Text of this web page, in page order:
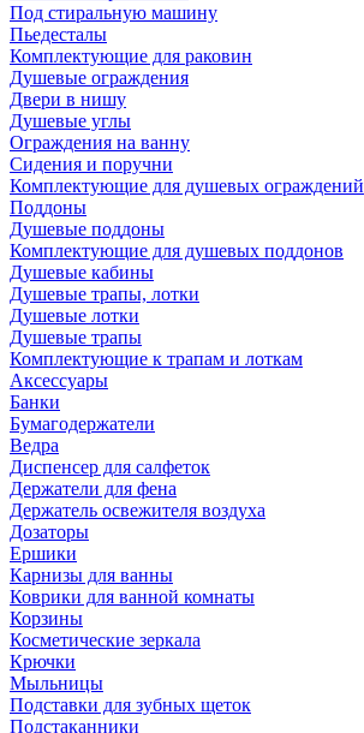
Под стиральную машину
Пьедесталы
Комплектующие для раковин
Душевые ограждения
Двери в нишу
Душевые углы
Ограждения на ванну
Сидения и поручни
Комплектующие для душевых ограждений
Поддоны
Душевые поддоны
Комплектующие для душевых поддонов
Душевые кабины
Душевые трапы, лотки
Душевые лотки
Душевые трапы
Комплектующие к трапам и лоткам
Аксессуары
Банки
Бумагодержатели
Ведра
Диспенсер для салфеток
Держатели для фена
Держатель освежителя воздуха
Дозаторы
Ершики
Карнизы для ванны
Коврики для ванной комнаты
Корзины
Косметические зеркала
Крючки
Мыльницы
Подставки для зубных щеток
Подстаканники